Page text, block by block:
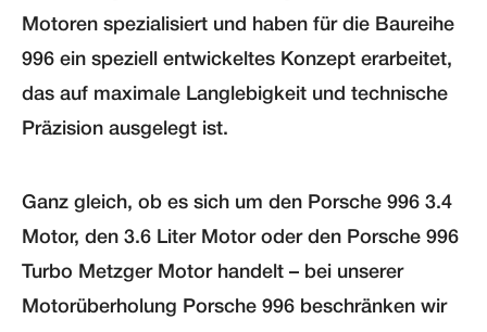
Motoren spezialisiert und haben für die Baureihe
996 ein speziell entwickeltes Konzept erarbeitet,
das auf maximale Langlebigkeit und technische
Präzision ausgelegt ist.
Ganz gleich, ob es sich um den Porsche 996 3.4
Motor, den 3.6 Liter Motor oder den Porsche 996
Turbo Metzger Motor handelt – bei unserer
Motorüberholung Porsche 996 beschränken wir